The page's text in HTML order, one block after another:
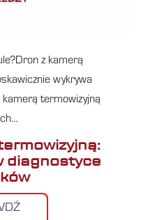
z kamerą
wykrywa
kamerą termowizyjną
diagnostyce